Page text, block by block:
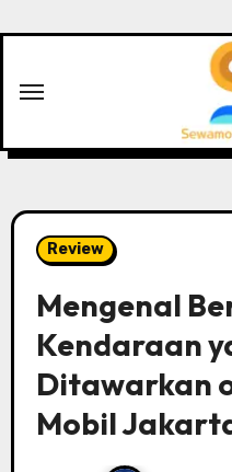
Review
Mengenal
Kendaraan
Ditawarkan
Mobil